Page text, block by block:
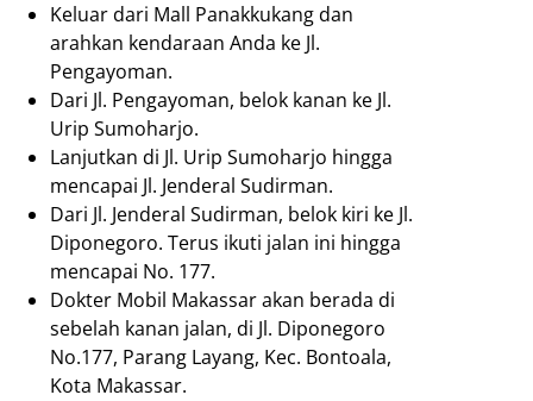
Keluar dari Mall Panakkukang dan
arahkan kendaraan Anda ke Jl.
Pengayoman.
Dari Jl. Pengayoman, belok kanan ke Jl.
Urip Sumoharjo.
Lanjutkan di Jl. Urip Sumoharjo hingga
mencapai Jl. Jenderal Sudirman.
Dari Jl. Jenderal Sudirman, belok kiri ke Jl.
Diponegoro. Terus ikuti jalan ini hingga
mencapai No. 177.
Dokter Mobil Makassar akan berada di
sebelah kanan jalan, di Jl. Diponegoro
No.177, Parang Layang, Kec. Bontoala,
Kota Makassar.